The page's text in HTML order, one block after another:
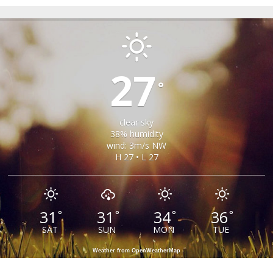
27 °
clear sky
38% humidity
wind: 3m/s NW
H 27 • L 27
31 °
SAT
31 °
SUN
34°
MON
36°
TUE
Weather from OpenWeatherMap